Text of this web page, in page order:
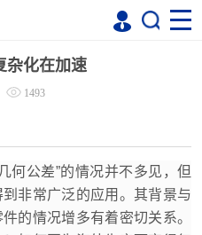
杂化在加速
1493
何公差”的情况并不多见，但
非常广泛的应用。其背景与
的情况增多有着密切关系。